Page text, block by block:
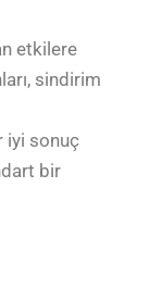
etkilere
sindirim
iyi sonuç
bir